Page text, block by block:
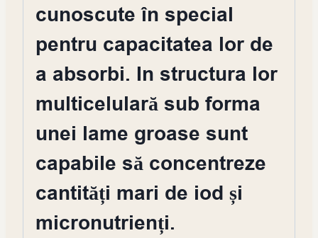
cunoscute în special
pentru capacitatea lor de
a absorbi. In structura lor
multicelulară sub forma
unei lame groase sunt
capabile să concentreze
cantități mari de iod și
micronutrienți.